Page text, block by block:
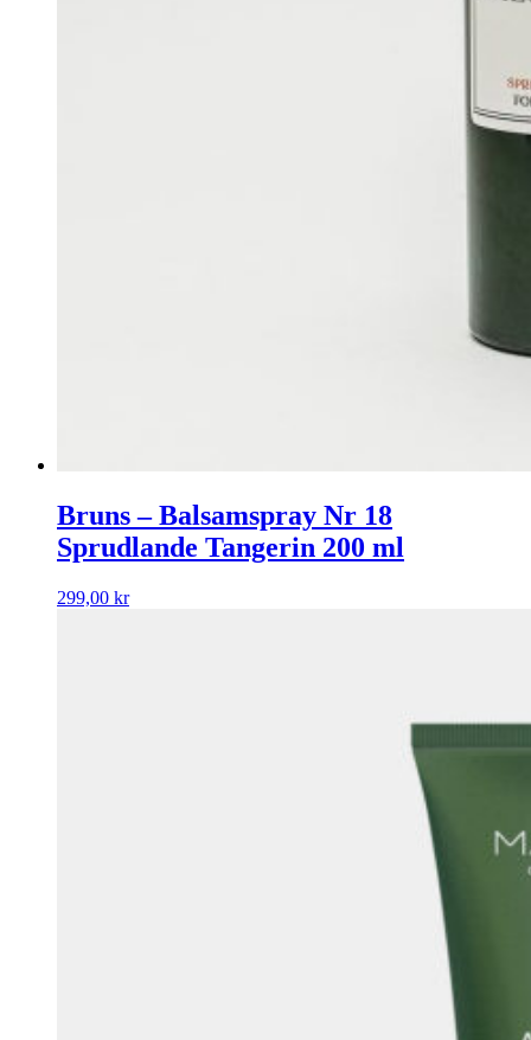
Bruns – Balsamspray Nr 18
Sprudlande Tangerin 200 ml
299,00 kr